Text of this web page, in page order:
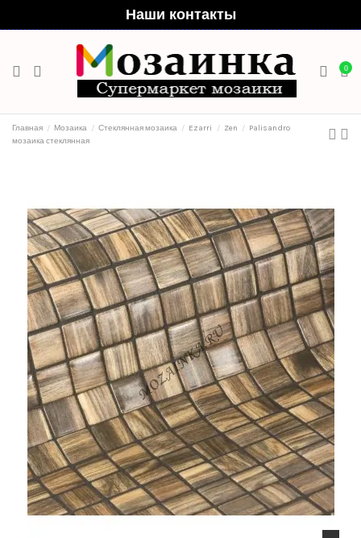
Наши контакты
0
Главная Мозаика Стеклянная мозаика Ezarri Zen
Palisandro
мозаика стеклянная